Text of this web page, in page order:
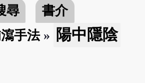
尋
書介
手法» 陽中隱陰